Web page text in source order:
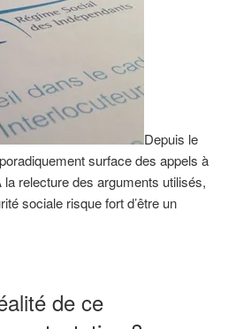
Depuis le
surface des appels à
relecture des arguments utilisés,
sociale risque fort d’être un
de ce